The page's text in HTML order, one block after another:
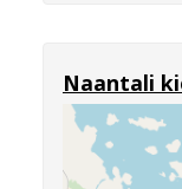
Naantali